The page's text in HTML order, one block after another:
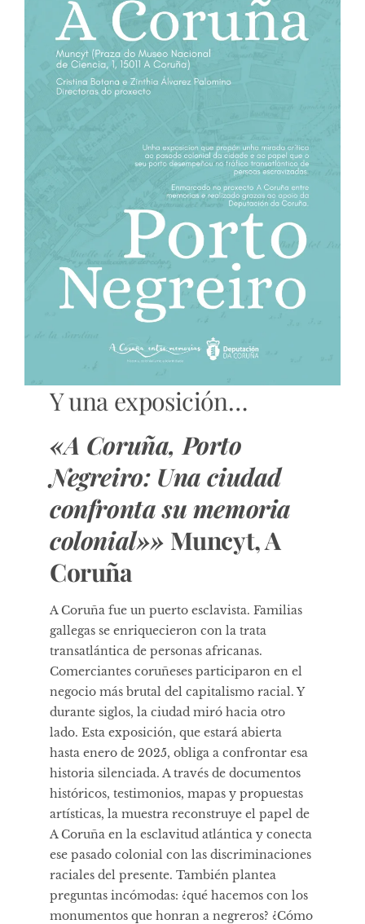
Y una exposición…
«A Coruña, Porto
Negreiro: Una ciudad
confronta su memoria
colonial»» Muncyt, A
Coruña
A Coruña fue un puerto esclavista. Familias
gallegas se enriquecieron con la trata
transatlántica de personas africanas.
Comerciantes coruñeses participaron en el
negocio más brutal del capitalismo racial. Y
durante siglos, la ciudad miró hacia otro
lado. Esta exposición, que estará abierta
hasta enero de 2025, obliga a confrontar esa
historia silenciada. A través de documentos
históricos, testimonios, mapas y propuestas
artísticas, la muestra reconstruye el papel de
A Coruña en la esclavitud atlántica y conecta
ese pasado colonial con las discriminaciones
raciales del presente. También plantea
preguntas incómodas: ¿qué hacemos con los
monumentos que honran a negreros? ¿Cómo